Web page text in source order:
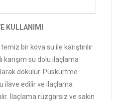
KULLANIMI
bir kova su ile karıştırılır
karışım su dolu ilaçlama
dökülür. Püskürtme
ilave edilir ve ilaçlama
İlaçlama rüzgarsız ve sakin